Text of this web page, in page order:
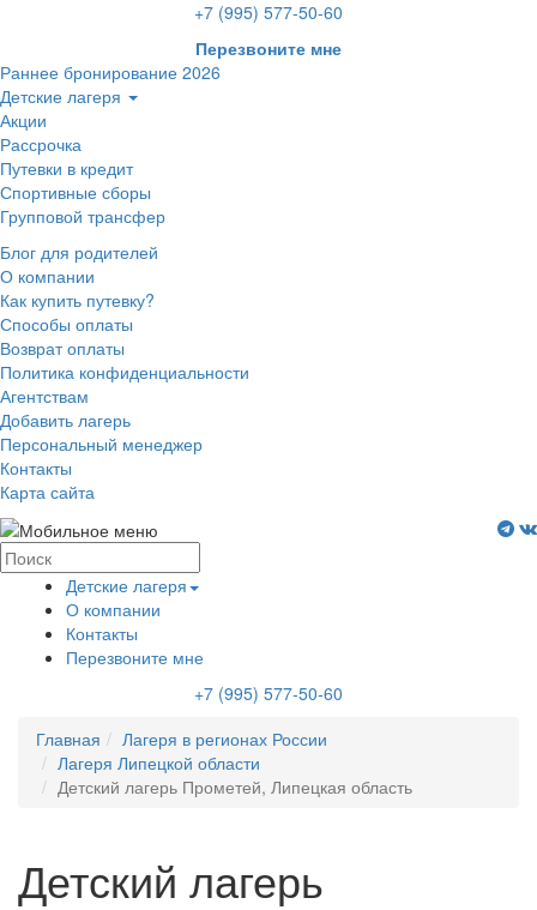
+7 (995) 577-50-60
Перезвоните мне
Раннее бронирование 2026
Детские лагеря
Акции
Рассрочка
Путевки в кредит
Спортивные сборы
Групповой трансфер
Блог для родителей
О компании
Как купить путевку?
Способы оплаты
Возврат оплаты
Политика конфиденциальности
Агентствам
Добавить лагерь
Персональный менеджер
Контакты
Карта сайта
Детские лагеря
О компании
Контакты
Перезвоните мне
+7 (995) 577-50-60
Главная
Лагеря в регионах России
Лагеря Липецкой области
Детский лагерь Прометей, Липецкая область
Детский лагерь